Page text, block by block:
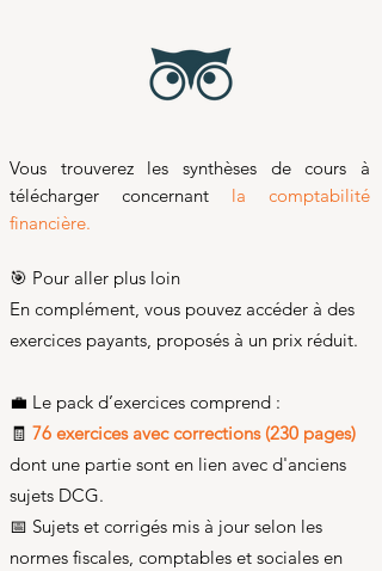
Vous trouverez les synthèses de cours à
télécharger concernant la comptabilité
financière.
🎯 Pour aller plus loin
En complément, vous pouvez accéder à des
exercices payants, proposés à un prix réduit.
💼 Le pack d’exercices comprend :
🧾 76 exercices avec corrections (230 pages)
dont une partie sont en lien avec d'anciens
sujets DCG.
📅 Sujets et corrigés mis à jour selon les
normes fiscales, comptables et sociales en